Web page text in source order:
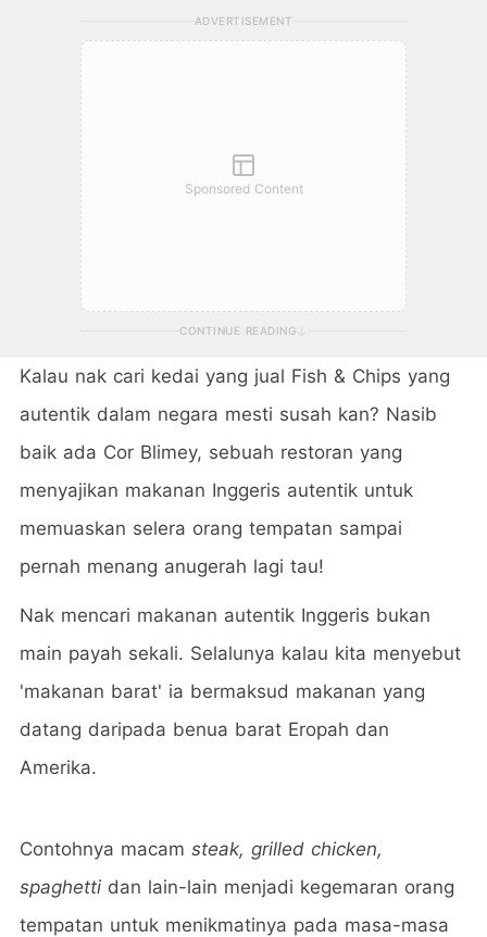
ADVERTISEMENT
Sponsored Content
CONTINUE READING
Kalau nak cari kedai yang jual Fish & Chips yang
autentik dalam negara mesti susah kan? Nasib
baik ada Cor Blimey, sebuah restoran yang
menyajikan makanan Inggeris autentik untuk
memuaskan selera orang tempatan sampai
pernah menang anugerah lagi tau!
Nak mencari makanan autentik Inggeris bukan
main payah sekali. Selalunya kalau kita menyebut
'makanan barat' ia bermaksud makanan yang
datang daripada benua barat Eropah dan
Amerika.
Contohnya macam steak, grilled chicken,
spaghetti dan lain-lain menjadi kegemaran orang
tempatan untuk menikmatinya pada masa-masa